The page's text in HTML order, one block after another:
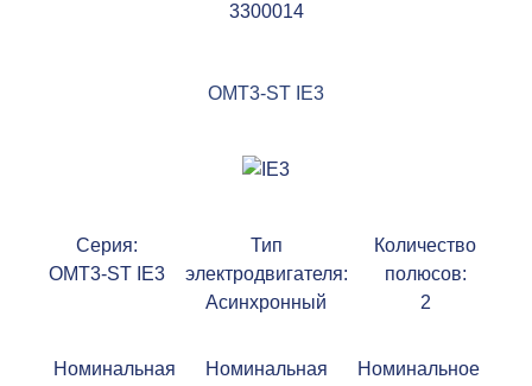
3300014
OMT3-ST IE3
Серия:
OMT3-ST IE3
Тип
электродвигателя:
Асинхронный
Количество
полюсов:
2
Номинальная
Номинальная
Номинальное